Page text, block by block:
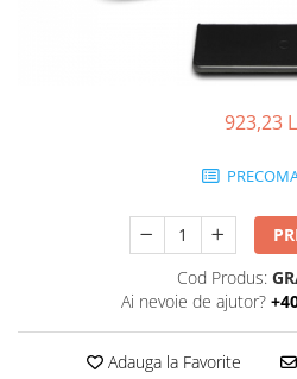
923,23
Cod Produs:
Ai nevoie de ajutor?
Adauga la Favorite